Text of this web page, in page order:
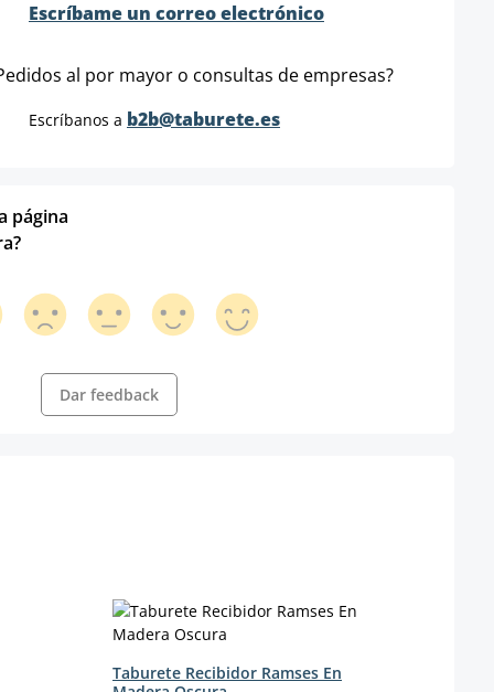
Escríbame un correo electrónico
al por mayor o consultas de empresas?
Escríbanos a b2b@taburete.es
página
Dar feedback
Taburete Recibidor Ramses En